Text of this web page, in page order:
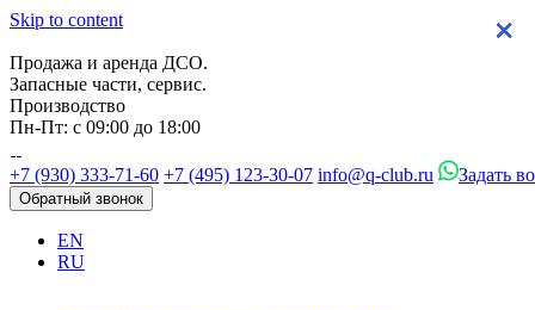
Skip to content
Продажа и аренда ДСО.
Запасные части, сервис.
Производство
Пн-Пт: с 09:00 до 18:00
+7 (930) 333-71-60 +7 (495) 123-30-07 info@q-club.ru Задать
Обратный звонок
EN
RU
×
×
×
×